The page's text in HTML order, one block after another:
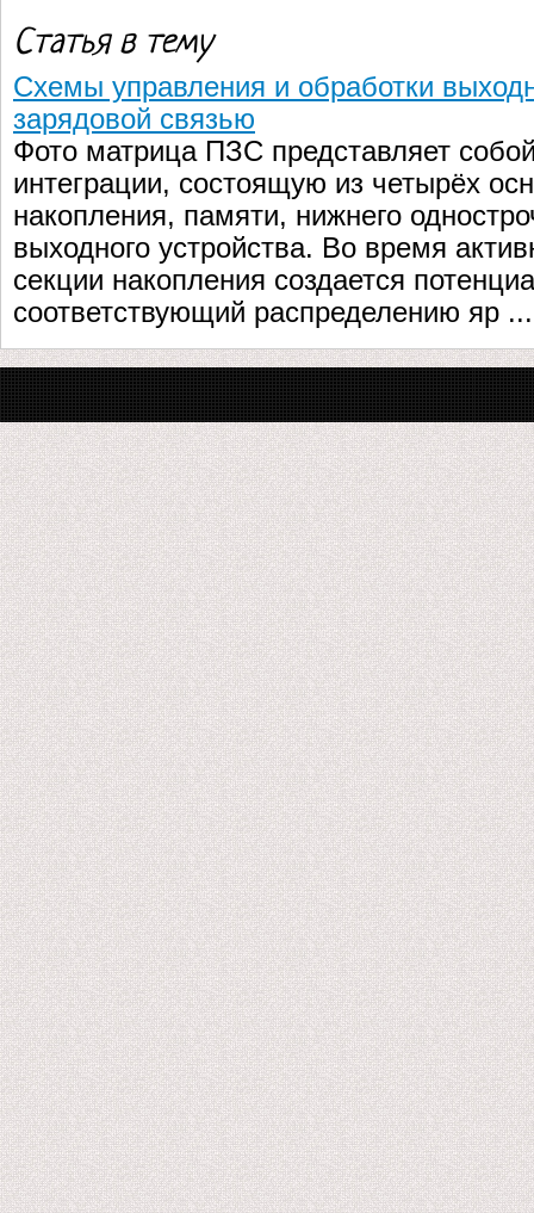
Статья в тему
Схемы управления и обработки
зарядовой связью
Фото матрица ПЗС представляет
интеграции, состоящую из четырёх
накопления, памяти, нижнего
выходного устройства. Во время
секции накопления создается
соответствующий распределению яр ...